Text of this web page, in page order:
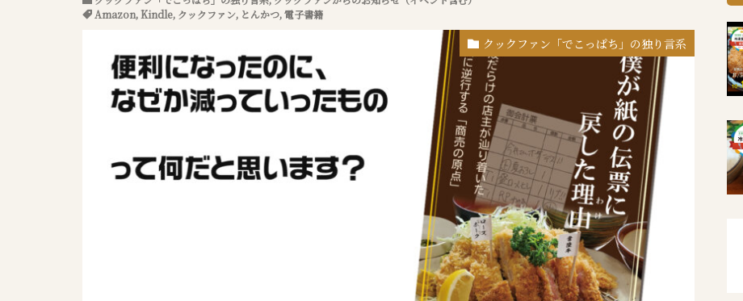
Amazon,Kindle, クックファン, とんかつ,電子書籍
クックファン「でこっぱち」の独り言系